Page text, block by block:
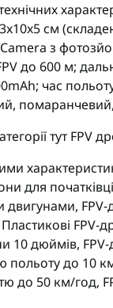
см
з
до 600 м;
час
тутFPV
для
двигунами,
Пластикові FPV-
10 дюймів,
польоту до 10
до 50 км/год,